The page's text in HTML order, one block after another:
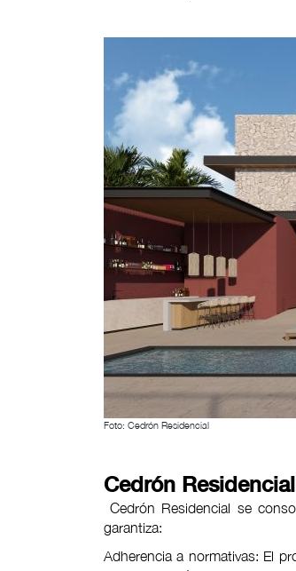
Foto: Cedrón Residencial
Cedrón
Cedrón Residencial se
garantiza:
Adherencia a normativas: El